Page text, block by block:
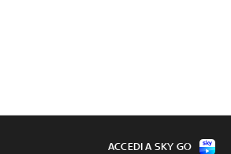
ACCEDI A SKY GO